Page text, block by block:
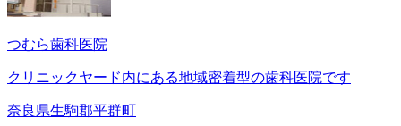
つむら歯科医院
クリニックヤード内にある地域密着型の歯科医院です
奈良県生駒郡平群町